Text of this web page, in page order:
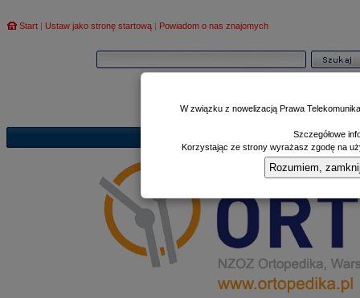
Start | Ustaw jako stronę startową | Powiadom o nas znajomych
Poczekalnia|
W związku z nowelizacją Prawa
Szczegółowe
Korzystając ze strony wyrażasz zgodę na
Rozumiem,